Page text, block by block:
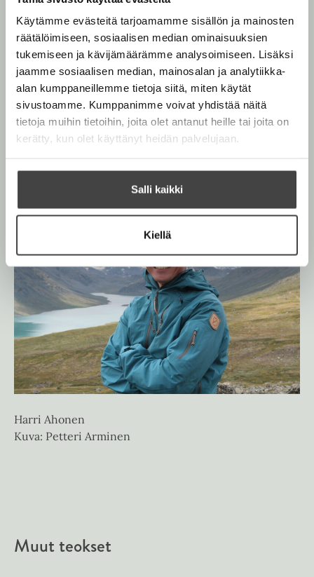
Käytämme evästeitä tarjoamamme sisällön ja mainosten
räätälöimiseen, sosiaalisen median ominaisuuksien
tukemiseen ja kävijämäärämme analysoimiseen. Lisäksi
jaamme sosiaalisen median, mainosalan ja analytiikka-
alan kumppaneillemme tietoja siitä, miten käytät
sivustoamme. Kumppanimme voivat yhdistää näitä
tietoja muihin tietoihin, joita olet antanut heille tai joita on
kerätty, kun olet käyttänyt heidän palvelujaan.
Salli kaikki
Kiellä
t
e
e
n
v
ä
l
i
e
e
n
upeat kuvat ovat Harrin vaelluksilla vuosien varrella
ottamia. Harrin aiemmat kirjat Pohjois-Skandinavian
vaellusreitit ja Keski-Skandinavian vaellusreitit ovat
olleet hyvin suosittuja retkeilijöiden keskuudessa.
Lue lisää tekijästä
H
a
r
r
e
Harri Ahonen
Kuva: Petteri Arminen
Muut teokset